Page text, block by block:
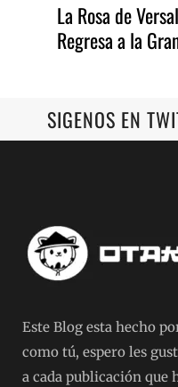
La Rosa de
Regresa a la
SIGENOS EN
Este Blog esta hecho
como tú, espero les
a cada publicación que